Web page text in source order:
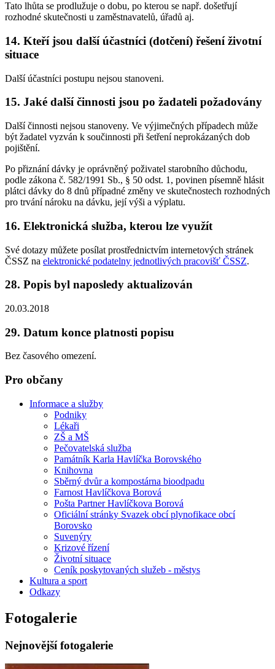
Tato lhůta se prodlužuje o dobu, po kterou se např. došetřují
rozhodné skutečnosti u zaměstnavatelů, úřadů aj.
14. Kteří jsou další účastníci (dotčení) řešení životní
situace
Další účastníci postupu nejsou stanoveni.
15. Jaké další činnosti jsou po žadateli požadovány
Další činnosti nejsou stanoveny. Ve výjimečných případech může
být žadatel vyzván k součinnosti při šetření neprokázaných dob
pojištění.
Po přiznání dávky je oprávněný poživatel starobního důchodu,
podle zákona č. 582/1991 Sb., § 50 odst. 1, povinen písemně hlásit
plátci dávky do 8 dnů případné změny ve skutečnostech rozhodných
pro trvání nároku na dávku, její výši a výplatu.
16. Elektronická služba, kterou lze využít
Své dotazy můžete posílat prostřednictvím internetových stránek
ČSSZ na elektronické podatelny jednotlivých pracovišť ČSSZ.
28. Popis byl naposledy aktualizován
20.03.2018
29. Datum konce platnosti popisu
Bez časového omezení.
Pro občany
Informace a služby
Podniky
Lékaři
ZŠ a MŠ
Pečovatelská služba
Památník Karla Havlíčka Borovského
Knihovna
Sběrný dvůr a kompostárna bioodpadu
Farnost Havlíčkova Borová
Pošta Partner Havlíčkova Borová
Oficiální stránky Svazek obcí plynofikace obcí
Borovsko
Suvenýry
Krizové řízení
Životní situace
Ceník poskytovaných služeb - městys
Kultura a sport
Odkazy
Fotogalerie
Nejnovější fotogalerie